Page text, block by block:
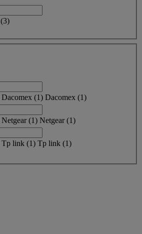
(3)
Dacomex (1) Dacomex (1)
Netgear(1) Netgear(1)
Tp link (1) Tp link (1)